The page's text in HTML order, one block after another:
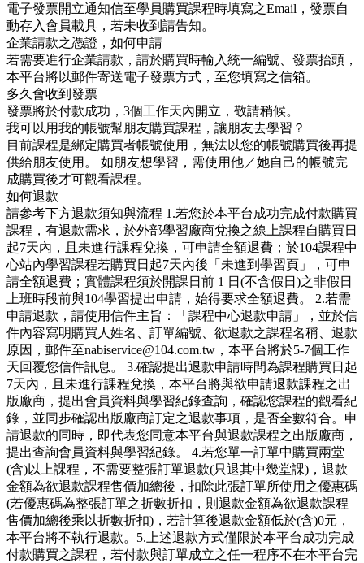
電子發票開立通知信至學員購買課程時填寫之Email，發票自
動存入會員載具，若未收到請告知。
企業請款之憑證，如何申請
若需要進行企業請款，請於購買時輸入統一編號、發票抬頭，
本平台將以郵件寄送電子發票方式，至您填寫之信箱。
多久會收到發票
發票將於付款成功，3個工作天內開立，敬請稍候。
我可以用我的帳號幫朋友購買課程，讓朋友去學習？
目前課程是綁定購買者帳號使用，無法以您的帳號購買後再提
供給朋友使用。 如朋友想學習，需使用他／她自己的帳號完
成購買後才可觀看課程。
如何退款
請參考下方退款須知與流程 1.若您於本平台成功完成付款購買
課程，有退款需求，於外部學習廠商兌換之線上課程自購買日
起7天內，且未進行課程兌換，可申請全額退費；於104課程中
心站內學習課程若購買日起7天內後「未進到學習頁」，可申
請全額退費；實體課程須於開課日前 1 日(不含假日)之非假日
上班時段前與104學習提出申請，始得要求全額退費。 2.若需
申請退款，請使用信件主旨：「課程中心退款申請」，並於信
件內容寫明購買人姓名、訂單編號、欲退款之課程名稱、退款
原因，郵件至nabiservice@104.com.tw，本平台將於5-7個工作
天回覆您信件訊息。 3.確認提出退款申請時間為課程購買日起
7天內，且未進行課程兌換，本平台將與欲申請退款課程之出
版廠商，提出會員資料與學習紀錄查詢，確認您課程的觀看紀
錄，並同步確認出版廠商訂定之退款事項，是否全數符合。申
請退款的同時，即代表您同意本平台與退款課程之出版廠商，
提出查詢會員資料與學習紀錄。 4.若您單一訂單中購買兩堂
(含)以上課程，不需要整張訂單退款(只退其中幾堂課)，退款
金額為欲退款課程售價加總後，扣除此張訂單所使用之優惠碼
(若優惠碼為整張訂單之折數折扣，則退款金額為欲退款課程
售價加總後乘以折數折扣)，若計算後退款金額低於(含)0元，
本平台將不執行退款。5.上述退款方式僅限於本平台成功完成
付款購買之課程，若付款與訂單成立之任一程序不在本平台完